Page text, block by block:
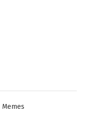
Memes